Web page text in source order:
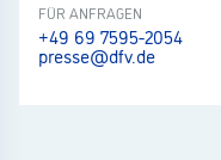
FÜR ANFRAGEN
+49 69 7595-2054
presse@dfv.de